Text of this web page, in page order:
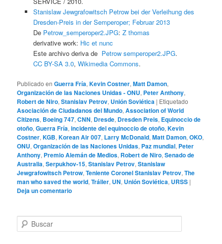
Stanislaw Jewgrafowitsch Petrow bei der Verleihung des
Dresden-Preis in der Semperoper; Februar 2013
De Petrow_semperoper2.JPG: Z thomas
derivative work: Hic et nunc
Este archivo deriva de Petrow semperoper2.JPG.
CC BY-SA 3.0, Wikimedia Commons.
Publicado en Guerra Fría,Kevin Costner,Matt Damon,
Organización de las Naciones Unidas - ONU, Peter Anthony,
Robert de Niro,Stanislav Petrov, Unión Soviética | Etiquetado
Asociación de Ciudadanos del Mundo,Association of World
Citizens, Boeing 747,CNN, Dresde, Dresden Preis, Equinoccio de
otoño,Guerra Fría,incidente del equinoccio de otoño,Kevin
Costner,KGB,Korean Air 007, Larry McDonald,Matt Damon,OKO,
ONU,Organización de las Naciones Unidas, Paz mundial, Peter
Anthony, Premio Alemán de Medios, Robert de Niro,Senado de
Australia,Serpukhov-15,Stanislav Petrov,Stanislaw
Jewgrafowitsch Petrow,Teniente Coronel Stanislav Petrov,The
man who saved the world,Tráiler, UN, Unión Soviética, URSS |
Deja un comentario
u